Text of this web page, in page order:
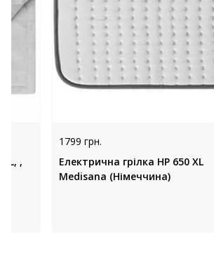
,
1799 грн.
Електрична грілка HP 650 XL
Medisana (Німеччина)